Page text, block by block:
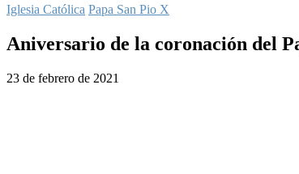
Iglesia Católica Papa San Pio X
Aniversario de la coronación del
23 de febrero de 2021